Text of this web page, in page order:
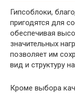
Гипсоблоки,
пригодятся для
обеспечивая
значительных
позволяет им
вид и структуру
Кроме выбора